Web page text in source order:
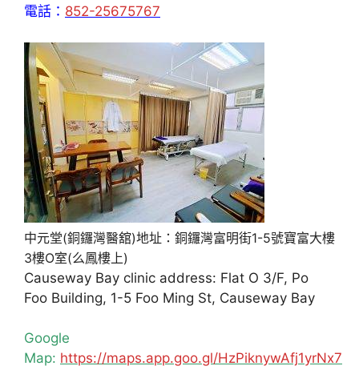
電話： 852-25675767
中元堂(銅鑼灣醫舘)地址：銅鑼灣富明街1-5號寶富大樓
3樓O室(么鳳樓上)
Causeway Bay clinic address: Flat O 3/F, Po
Foo Building, 1-5 Foo Ming St, Causeway Bay
Google
Map: https://maps.app.goo.gl/HzPiknywAfj1yrNx7